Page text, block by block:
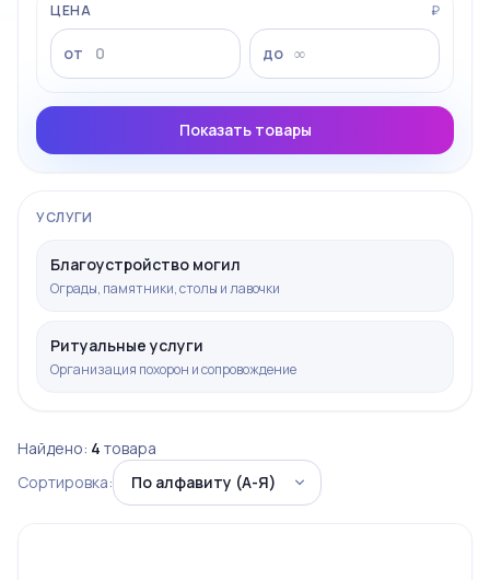
ЦЕНА ₽
от до
Показать товары
УСЛУГИ
Благоустройство могил
Ограды, памятники, столы и лавочки
Ритуальные услуги
Организация похорон и сопровождение
Найдено: 4 товара
Сортировка: